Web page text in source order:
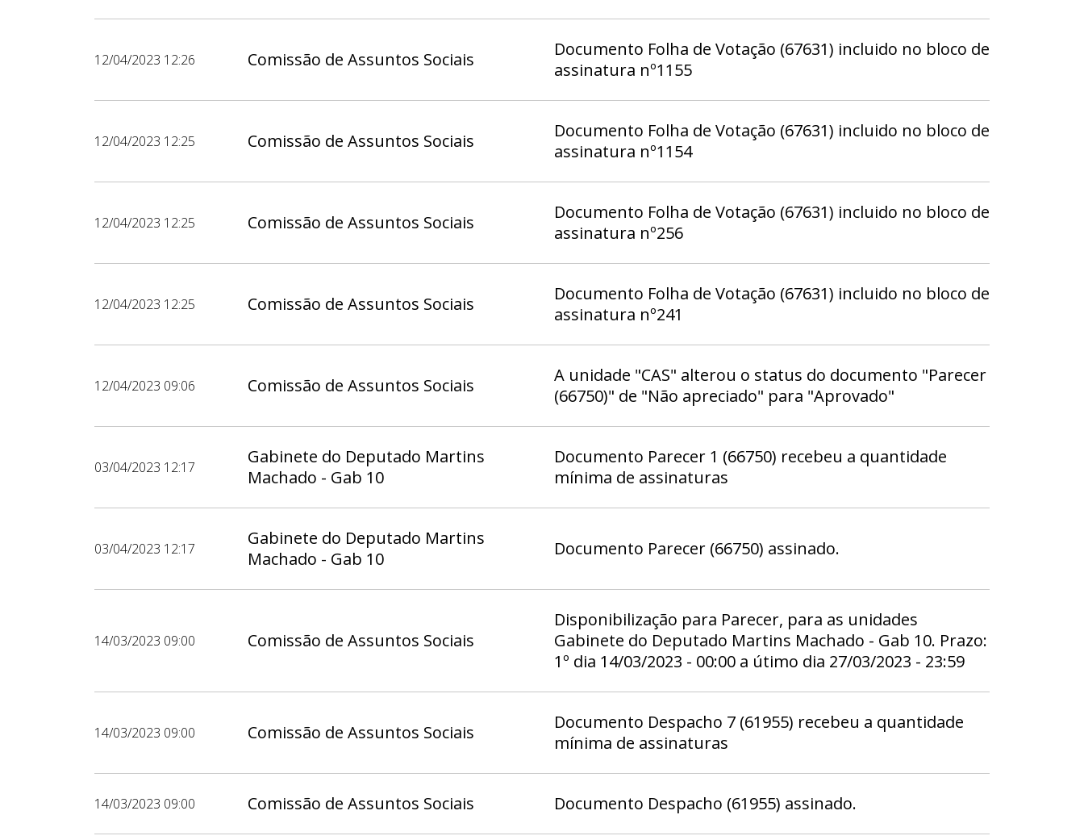
12/04/2023 12:26 Comissão de Assuntos Sociais
Documento Folha de Votação (67631) incluido no bloco de
assinatura nº1155
12/04/2023 12:25 Comissão de Assuntos Sociais
Documento Folha de Votação (67631) incluido no bloco de
assinatura nº1154
12/04/2023 12:25 Comissão de Assuntos Sociais
Documento Folha de Votação (67631) incluido no bloco de
assinatura nº256
12/04/2023 12:25 Comissão de Assuntos Sociais
Documento Folha de Votação (67631) incluido no bloco de
assinatura nº241
12/04/2023 09:06 Comissão de Assuntos Sociais
A unidade "CAS" alterou o status do documento "Parecer
(66750)" de "Não apreciado" para "Aprovado"
03/04/2023 12:17
Gabinete do Deputado Martins
Machado - Gab 10
Documento Parecer 1 (66750) recebeu a quantidade
mínima de assinaturas
03/04/2023 12:17
Gabinete do Deputado Martins
Machado - Gab 10
Documento Parecer (66750) assinado.
14/03/2023 09:00 Comissão de Assuntos Sociais
Disponibilização para Parecer, para as unidades
Gabinete do Deputado Martins Machado - Gab 10. Prazo:
1º dia 14/03/2023 - 00:00 a útimo dia 27/03/2023 - 23:59
14/03/2023 09:00 Comissão de Assuntos Sociais
Documento Despacho 7 (61955) recebeu a quantidade
mínima de assinaturas
14/03/2023 09:00 Comissão de Assuntos Sociais Documento Despacho (61955) assinado.